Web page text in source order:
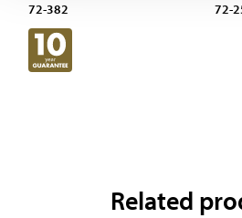
72-382 72-
Related